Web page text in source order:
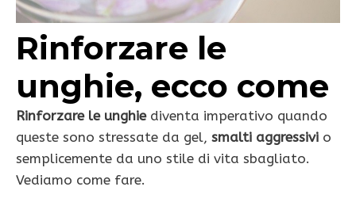
Rinforzare le
unghie, ecco come
Rinforzare le unghiediventa imperativo quando
queste sono stressate da gel, smalti aggressivi o
semplicemente da uno stile di vita sbagliato.
Vediamo come fare.